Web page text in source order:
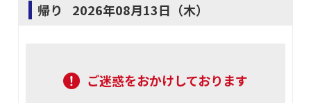
帰り 2026年08月13日（木）
ご迷惑をおかけしております